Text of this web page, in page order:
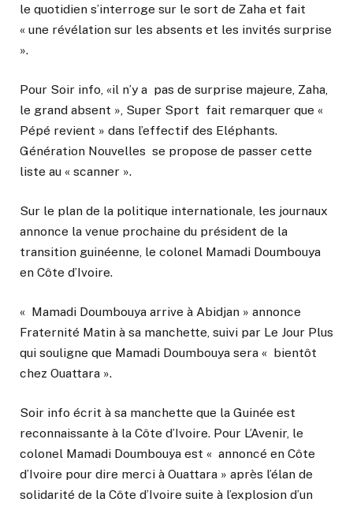
le quotidien s’interroge sur le sort de Zaha et fait
« une révélation sur les absents et les invités surprise
».
Pour Soir info, «il n’y a pas de surprise majeure, Zaha,
le grand absent », Super Sport fait remarquer que «
Pépé revient » dans l’effectif des Eléphants.
Génération Nouvelles se propose de passer cette
liste au « scanner ».
Sur le plan de la politique internationale, les journaux
annonce la venue prochaine du président de la
transition guinéenne, le colonel Mamadi Doumbouya
en Côte d’Ivoire.
« Mamadi Doumbouya arrive à Abidjan » annonce
Fraternité Matin à sa manchette, suivi par Le Jour Plus
qui souligne que Mamadi Doumbouya sera « bientôt
chez Ouattara ».
Soir info écrit à sa manchette que la Guinée est
reconnaissante à la Côte d’Ivoire. Pour L’Avenir, le
colonel Mamadi Doumbouya est « annoncé en Côte
d’Ivoire pour dire merci à Ouattara » après l’élan de
solidarité de la Côte d’Ivoire suite à l’explosion d’un